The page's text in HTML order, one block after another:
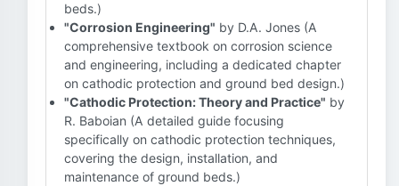
beds.)
"Corrosion Engineering" by D.A. Jones (A
comprehensive textbook on corrosion science
and engineering, including a dedicated chapter
on cathodic protection and ground bed design.)
"Cathodic Protection: Theory and Practice" by
R. Baboian (A detailed guide focusing
specifically on cathodic protection techniques,
covering the design, installation, and
maintenance of ground beds.)